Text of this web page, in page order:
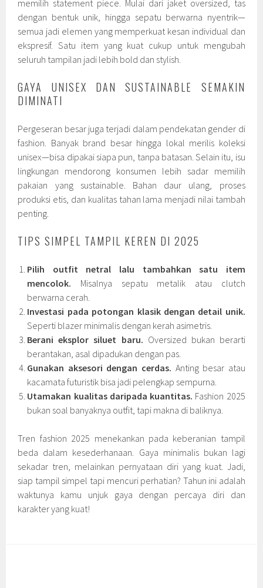
memilih statement piece. Mulai dari jaket oversized, tas
dengan bentuk unik, hingga sepatu berwarna nyentrik—
semua jadi elemen yang memperkuat kesan individual dan
ekspresif. Satu item yang kuat cukup untuk mengubah
seluruh tampilan jadi lebih bold dan stylish.
GAYA UNISEX DAN SUSTAINABLE SEMAKIN
DIMINATI
Pergeseran besar juga terjadi dalam pendekatan gender di
fashion. Banyak brand besar hingga lokal merilis koleksi
unisex—bisa dipakai siapa pun, tanpa batasan. Selain itu, isu
lingkungan mendorong konsumen lebih sadar memilih
pakaian yang sustainable. Bahan daur ulang, proses
produksi etis, dan kualitas tahan lama menjadi nilai tambah
penting.
TIPS SIMPEL TAMPIL KEREN DI 2025
Pilih outfit netral lalu tambahkan satu item
mencolok. Misalnya sepatu metalik atau clutch
berwarna cerah.
Investasi pada potongan klasik dengan detail unik.
Seperti blazer minimalis dengan kerah asimetris.
Berani eksplor siluet baru. Oversized bukan berarti
berantakan, asal dipadukan dengan pas.
Gunakan aksesori dengan cerdas. Anting besar atau
kacamata futuristik bisa jadi pelengkap sempurna.
Utamakan kualitas daripada kuantitas. Fashion 2025
bukan soal banyaknya outfit, tapi makna di baliknya.
Tren fashion 2025 menekankan pada keberanian tampil
beda dalam kesederhanaan. Gaya minimalis bukan lagi
sekadar tren, melainkan pernyataan diri yang kuat. Jadi,
siap tampil simpel tapi mencuri perhatian? Tahun ini adalah
waktunya kamu unjuk gaya dengan percaya diri dan
karakter yang kuat!